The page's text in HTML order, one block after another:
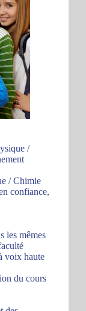
/
/ Chimie
confiance,
les mêmes
voix haute
du cours